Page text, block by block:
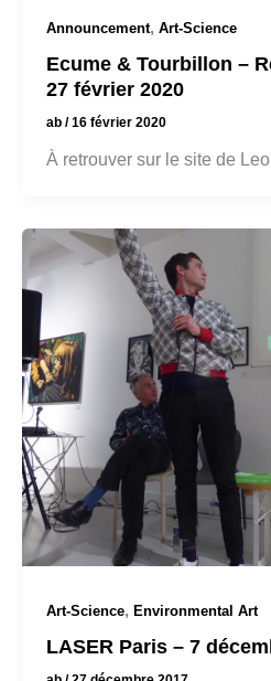
Announcement, Art-Science
Ecume & Tourbillon –
27 février 2020
ab /16 février 2020
À retrouver sur le site de
Art-Science, Environmental Art
LASER Paris – 7